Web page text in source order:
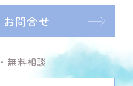
問合せ
無料相談